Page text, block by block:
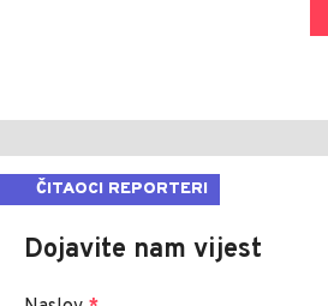
ČITAOCI REPORTERI
Dojavite nam vijest